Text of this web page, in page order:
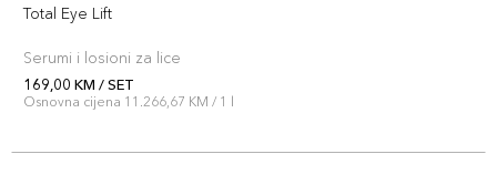
Total Eye Lift
Serumi i losioni za lice
169,00 KM / SET
Osnovna cijena 11.266,67 KM / 1 l